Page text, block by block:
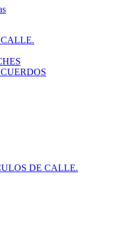
DE CALLE.